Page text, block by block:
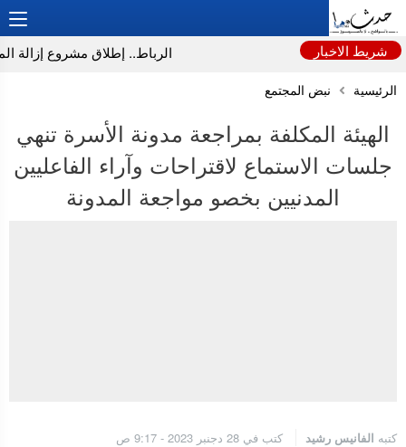
شريط الاخبار الرباط.. إطلاق مشروع إزالة
الرئيسية نبض المجتمع
الهيئة المكلفة بمراجعة مدونة الأسرة تنهي
جلسات الاستماع لاقتراحات وآراء الفاعليين
المدنيين بخصو مواجعة المدونة
كتبه الفانيس رشيد كتب في 28 دجنبر 2023 - 9:17 ص